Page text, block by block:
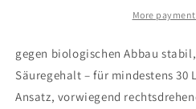
More
gegen biologischen Abbau
Säuregehalt – für mindestens 30
Ansatz, vorwiegend